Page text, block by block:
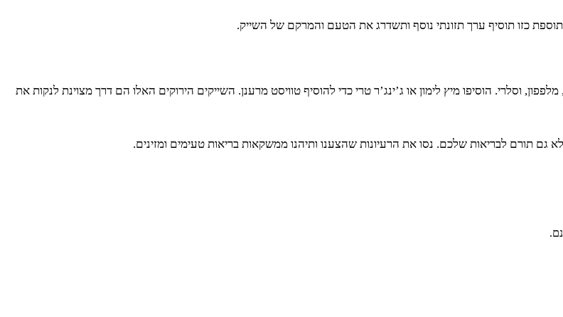
כזו תוסיף ערך תזונתי נוסף ותשדרג את הטעם והמרקם של השייק.
וסלרי. הוסיפו מיץ לימון או ג’ינג’ר טרי כדי להוסיף טוויסט מרענן. השייקים הירוקים האלו הם דרך מצוינת לנקות את
תורם לבריאות שלכם. נסו את הרעיונות שהצענו ותיהנו ממשקאות בריאות טעימים ומזינים.